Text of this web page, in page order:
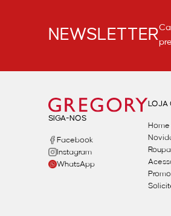
NEWSLETTER
SIGA-NOS
Facebook
Instagram
WhatsApp
LOJA
Home